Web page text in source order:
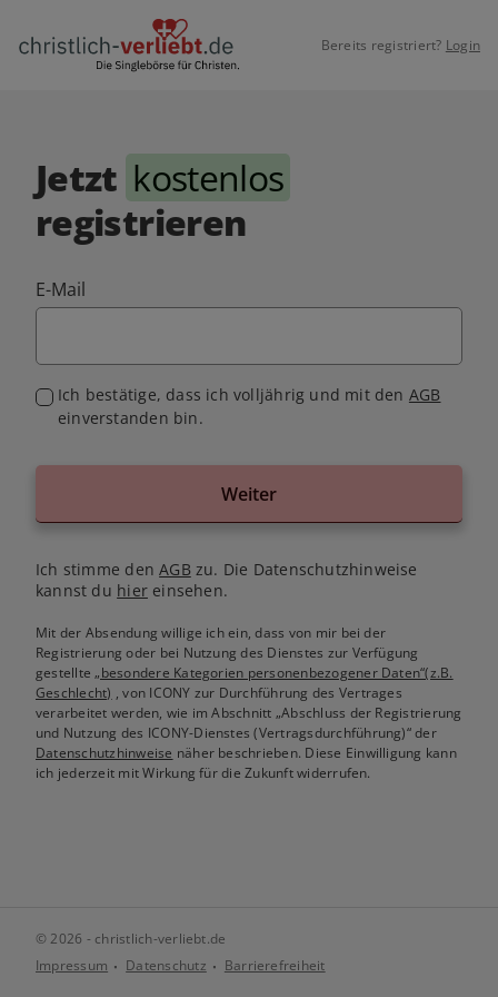
Bereits registriert? Login
Jetzt kostenlos
registrieren
E-Mail
Ich bestätige, dass ich volljährig und mit den AGB
einverstanden bin.
Weiter
Ich stimme denAGB zu. Die Datenschutzhinweise
kannst du hiereinsehen.
Mit der Absendung willige ich ein, dass von mir bei der
Registrierung oder bei Nutzung des Dienstes zur Verfügung
gestellte„besondere Kategorien personenbezogener Daten“(z.B.
Geschlecht) , von ICONY zur Durchführung des Vertrages
verarbeitet werden, wie im Abschnitt „Abschluss der Registrierung
und Nutzung des ICONY-Dienstes (Vertragsdurchführung)“ der
Datenschutzhinweise näher beschrieben. Diese Einwilligung kann
ich jederzeit mit Wirkung für die Zukunft widerrufen.
© 2026 - christlich-verliebt.de
Impressum
Datenschutz Barrierefreiheit